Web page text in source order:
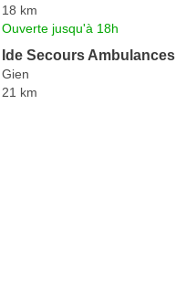
18 km
Ouverte jusqu'à 18h
Ide Secours Ambulances
Gien
21 km